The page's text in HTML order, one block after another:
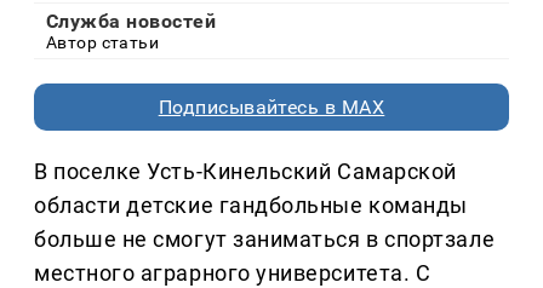
Служба новостей
Автор статьи
Подписывайтесь в MAX
В поселке Усть-Кинельский Самарской
области детские гандбольные команды
больше не смогут заниматься в спортзале
местного аграрного университета. С